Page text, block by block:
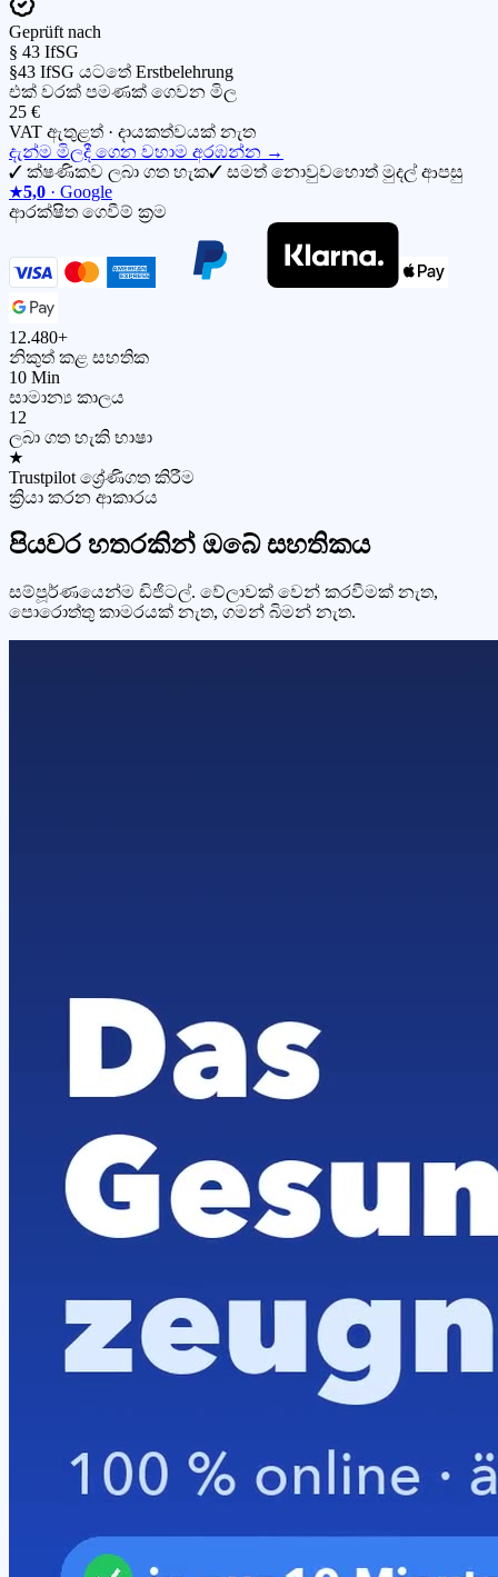
Geprüft nach
§ 43 IfSG
§43 IfSG යටතේ Erstbelehrung
එක් වරක් පමණක් ගෙවන මිල
25 €
VAT ඇතුළත් · දායකත්වයක් නැත
දැන්ම මිලදී ගෙන වහාම අරඹන්න →
✓ ක්ෂණිකව ලබා ගත හැක✓ සමත් නොවුවහොත් මුදල් ආපසු
★5,0 · Google
ආරක්ෂිත ගෙවීම් ක්‍රම
12.480+
නිකුත් කළ සහතික
10 Min
සාමාන්‍ය කාලය
12
ලබා ගත හැකි භාෂා
★
Trustpilot ශ්‍රේණිගත කිරීම
ක්‍රියා කරන ආකාරය
පියවර හතරකින් ඔබේ සහතිකය
සම්පූර්ණයෙන්ම ඩිජිටල්. වේලාවක් වෙන් කරවීමක් නැත,
පොරොත්තු කාමරයක් නැත, ගමන් බිමන් නැත.